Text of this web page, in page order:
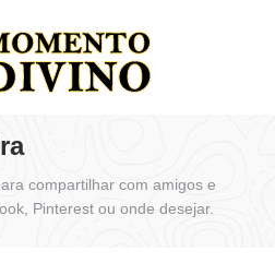
compartilhar com amigos e
Pinterest ou onde desejar.